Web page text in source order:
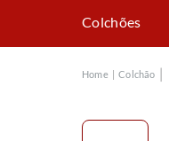
Colchões
Colchão